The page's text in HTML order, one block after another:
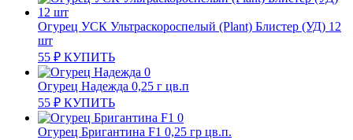
Огурец УСК Ультраскороспелый (Plant) Блистер (УД) 12
шт
55 ₽ КУПИТЬ
Огурец Надежда 0,25 г цв.п
55 ₽ КУПИТЬ
Огурец Бригантина F1 0,25 гр цв.п.